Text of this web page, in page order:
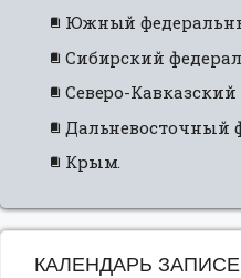
Южный
Сибирский
Северо-
Дальневосточный
Крым.
КАЛЕНДАРЬ